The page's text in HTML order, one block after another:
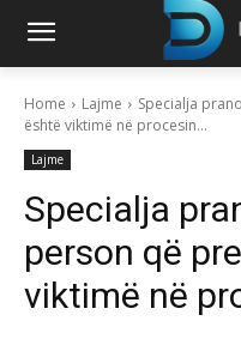
Home Lajme
Specialja
është viktimë në procesin...
Lajme
Specialja
person që
viktimë në